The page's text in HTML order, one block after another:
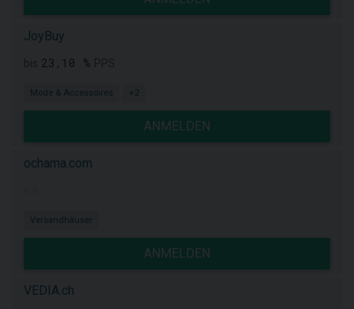
JoyBuy
23,10 %
Mode & Accessoires +2
ANMELDEN
ochama.com
Versandhäuser
ANMELDEN
VEDIA.ch